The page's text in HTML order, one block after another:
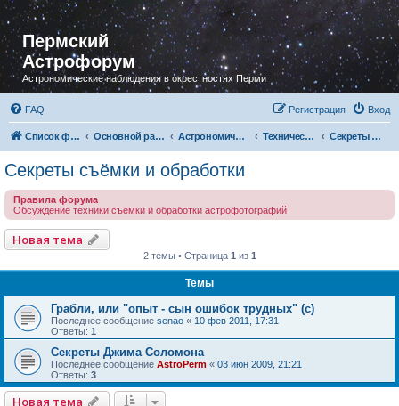
Пермский
Астрофорум
Астрономические наблюдения в окрестностях Перми
FAQ Вход
Регистрация
Список форумов Основной раздел Астрономическая фотография Технический раздел Секреты съёмки и обработки
Секреты съёмки и обработки
Правила форума
Обсуждение техники съёмки и обработки астрофотографий
Новая тема
2 темы • Страница 1 из 1
Темы
Грабли, или "опыт - сын ошибок трудных" (с)
Последнее сообщение senao « 10 фев 2011, 17:31
Ответы: 1
Секреты Джима Соломона
Последнее сообщение AstroPerm « 03 июн 2009, 21:21
Ответы: 3
Новая тема